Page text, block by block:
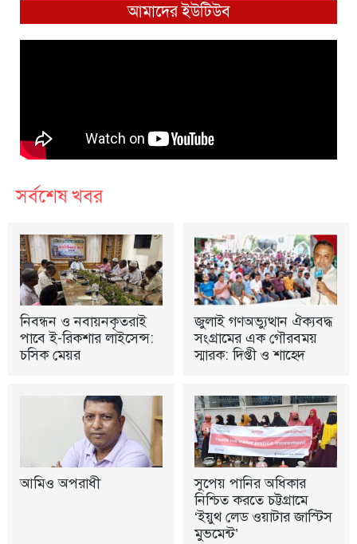
আমাদের ইউটিউব
সর্বশেষ খবর
নিবন্ধন ও নবায়নকৃতরাই
পাবে ই-রিকশার লাইসেন্স:
চসিক মেয়র
জুলাই গণঅভ্যুত্থান ঐক্যবদ্ধ
সংগ্রামের এক গৌরবময়
স্মারক: দিপ্তী ও শাহেদ
আমিও অপরাধী
সুপেয় পানির অধিকার
নিশ্চিত করতে চট্টগ্রামে
‘ইয়ুথ লেড ওয়াটার জাস্টিস
মুভমেন্ট’